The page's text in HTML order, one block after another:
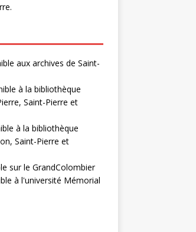
aux archives de Saint-
à la bibliothèque
Saint-Pierre et
à la bibliothèque
Saint-Pierre et
sur le GrandColombier
à l'université Mémorial